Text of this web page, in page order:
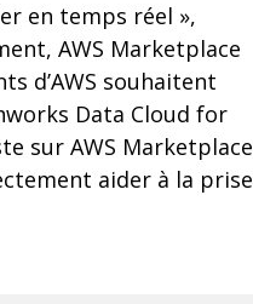
en temps réel »,
AWS Marketplace
d’AWS souhaitent
Data Cloud for
sur AWS Marketplace
aider à la prise